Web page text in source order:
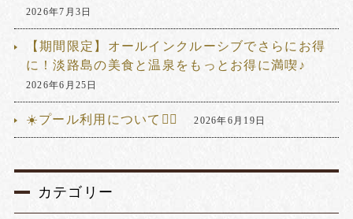
2026年7月3日
【期間限定】オールインクルーシブでさらにお得
に！淡路島の美食と温泉をもっとお得に満喫♪
2026年6月25日
☀️プール利用について🏊‍♂️ 2026年6月19日
カテゴリー